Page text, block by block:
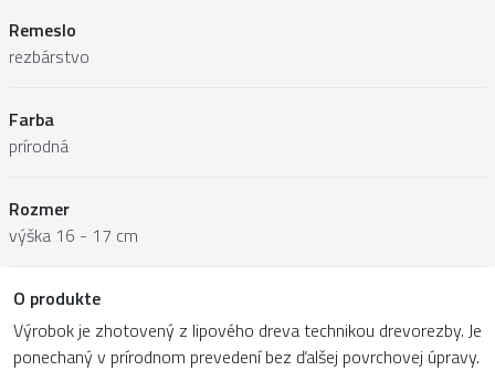
Remeslo
rezbárstvo
Farba
prírodná
Rozmer
výška 16 - 17 cm
O produkte
Výrobok je zhotovený z lipového dreva technikou drevorezby. Je
ponechaný v prírodnom prevedení bez ďalšej povrchovej úpravy.